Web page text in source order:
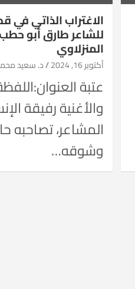
الاغتراب الذاتي في
للشاعر طارق أبو
المنزلاوي
أكتوبر 16, 2024 د. سعيد
عتبة
والأغنية رفيقة
المشاعر، تصاحبه
وشوقه…